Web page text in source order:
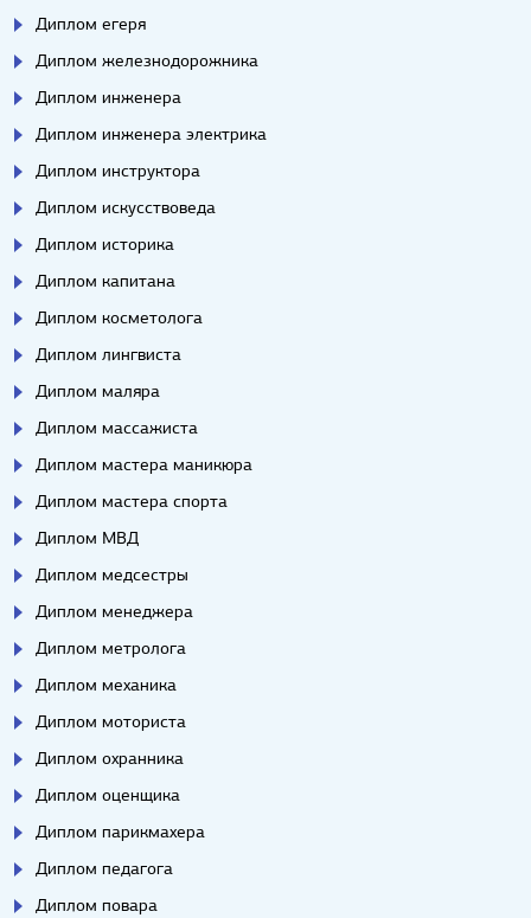
Диплом егеря
Диплом железнодорожника
Диплом инженера
Диплом инженера электрика
Диплом инструктора
Диплом искусствоведа
Диплом историка
Диплом капитана
Диплом косметолога
Диплом лингвиста
Диплом маляра
Диплом массажиста
Диплом мастера маникюра
Диплом мастера спорта
Диплом МВД
Диплом медсестры
Диплом менеджера
Диплом метролога
Диплом механика
Диплом моториста
Диплом охранника
Диплом оценщика
Диплом парикмахера
Диплом педагога
Диплом повара